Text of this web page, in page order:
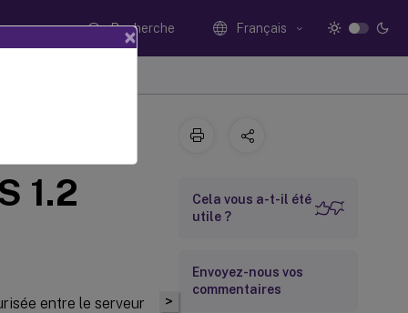
Recherche Français
en
1.2
entre le serveur
>
Cela vous a-t-il été
utile ?
Envoyez-nous vos
commentaires
×